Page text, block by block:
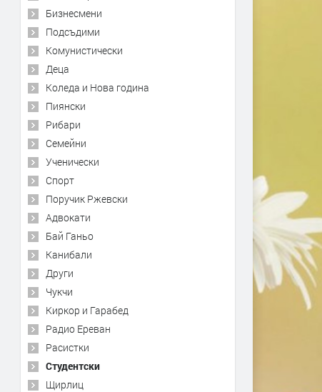
Бизнесмени
Подсъдими
Комунистически
Деца
Коледа и Нова година
Пиянски
Рибари
Семейни
Ученически
Спорт
Поручик Ржевски
Адвокати
Бай Ганьо
Канибали
Други
Чукчи
Киркор и Гарабед
Радио Ереван
Расистки
Студентски
Щирлиц